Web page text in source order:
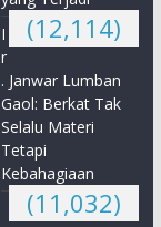
(12,114)
I
r
. Janwar Lumban
Gaol: Berkat Tak
Selalu Materi
Tetapi
Kebahagiaan
(11,032)